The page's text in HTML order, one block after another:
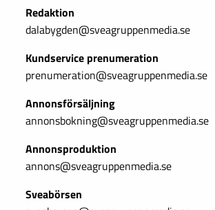
Redaktion
dalabygden@sveagruppenmedia.se
Kundservice prenumeration
prenumeration@sveagruppenmedia.se
Annonsförsäljning
annonsbokning@sveagruppenmedia.se
Annonsproduktion
annons@sveagruppenmedia.se
Sveabörsen